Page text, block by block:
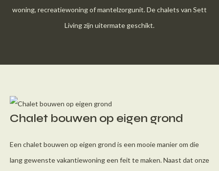
woning, recreatiewoning of mantelzorgunit. De chalets van Sett
Living zijn uitermate geschikt.
Chalet bouwen op eigen grond
Een chalet bouwen op eigen grond is een mooie manier om die
lang gewenste vakantiewoning een feit te maken. Naast dat onze